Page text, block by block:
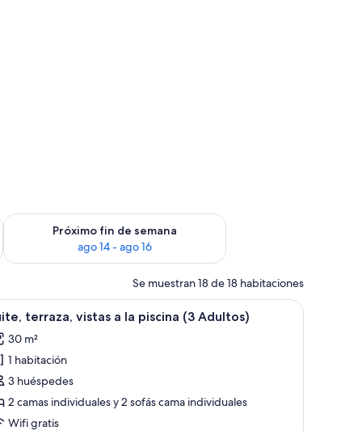
semana, ago 7 - ago 9
Próximo fin de semana
ago 14 - ago 16
Consulta la disponibilidad para el próximo fin de semana,
Se muestran 18 de 18 habitaciones
escritorio y vista a la ciudad por la ventana.Habitación de hotel con cama, televisor,
6 terraza, vistas a la piscina (3 Adultos)
30 m²
1 habitación
3 huéspedes
2 camas individuales y 2 sofás cama individuales
Wifi gratis